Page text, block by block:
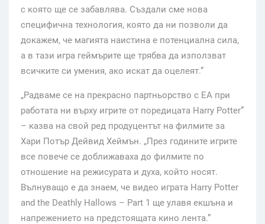
с която ще се забавлява. Създали сме нова
специфична технология, която да ни позволи да
докажем, че магията наистина е потенциална сила,
а в тази игра геймърите ще трябва да използват
всичките си умения, ако искат да оцелеят.”
„Радваме се на прекрасно партньорство с EA при
работата ни върху игрите от поредицата Harry Potter”
– казва на свой ред продуцентът на филмите за
Хари Потър Дейвид Хеймън. „През годините игрите
все повече се доближаваха до филмите по
отношение на режисурата и духа, който носят.
Вълнуващо е да знаем, че видео играта Harry Potter
and the Deathly Hallows – Part 1 ще улавя екшъна и
напрежението на предстоящата кино лента.”